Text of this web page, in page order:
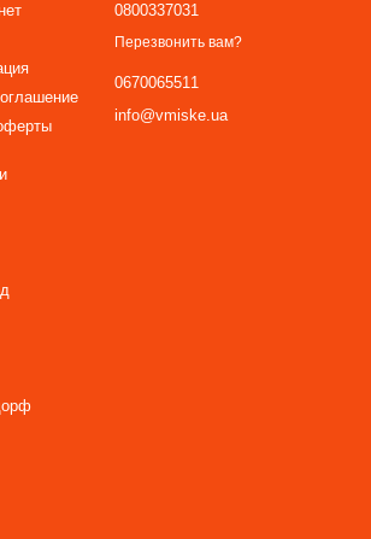
0800337031
Перезвонить вам?
0670065511
info@vmiske.ua